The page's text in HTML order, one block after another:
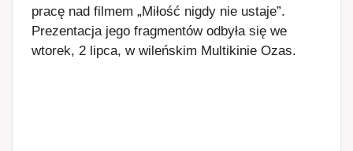
pracę nad filmem „Miłość nigdy nie ustaje”.
Prezentacja jego fragmentów odbyła się we
wtorek, 2 lipca, w wileńskim Multikinie Ozas.